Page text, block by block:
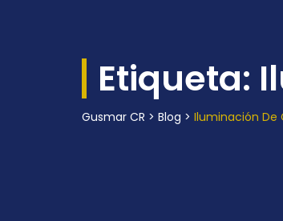
Etiqueta:
Gusmar CR > Blog > Iluminación De